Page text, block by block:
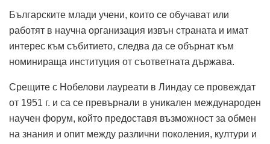
Българските млади учени, които се обучават или
работят в научна организация извън страната и имат
интерес към събитието, следва да се обърнат към
номинираща институция от съответната държава.
Срещите с Нобелови лауреати в Линдау се провеждат
от 1951 г. и са се превърнали в уникален международен
научен форум, който предоставя възможност за обмен
на знания и опит между различни поколения, култури и